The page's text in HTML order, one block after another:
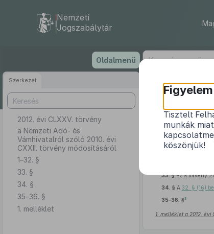
tartalomra
Nemzeti
Jogszabálytár
Oldalmenü
Szerkezet
2012. évi CLXXV. törvény
a Nemzeti Adó- és
Vámhivatalról szóló 2010. évi
CXXII. törvény módosításáról
1–32. §
33. §
34. §
35–36. §
1. melléklet
a
33. §Ez a törvény
34. § A 32. § (16)
35–36. §3
1. melléklet a 2012. évi
Tisztelt
munkák
köszönjük!